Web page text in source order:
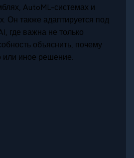
AutoML-системах и
Он также адаптируется под
где важна не только
объяснить, почему
или иное решение.